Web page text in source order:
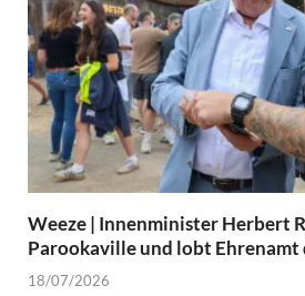
Weeze | Innenminister Herbert
Parookaville und lobt
18/07/2026